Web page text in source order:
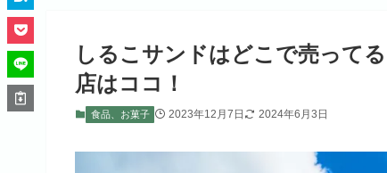
しるこサンドはどこで売って
店はココ！
食品、お菓子 2023年12月7日 2024年6月3日